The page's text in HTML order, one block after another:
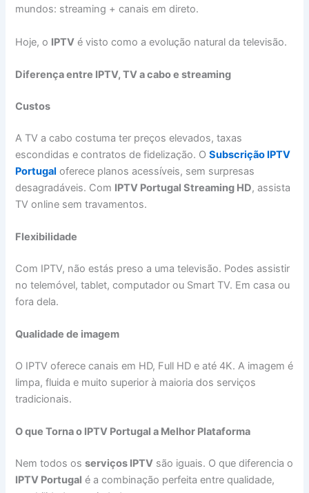
mundos: streaming + canais em direto.
Hoje, o IPTV é visto como a evolução natural da televisão.
Diferença entre IPTV, TV a cabo e streaming
Custos
A TV a cabo costuma ter preços elevados, taxas
escondidas e contratos de fidelização. OSubscrição IPTV
Portugal oferece planos acessíveis, sem surpresas
desagradáveis. Com IPTV Portugal Streaming HD, assista
TV online sem travamentos.
Flexibilidade
Com IPTV, não estás preso a uma televisão. Podes assistir
no telemóvel, tablet, computador ou Smart TV. Em casa ou
fora dela.
Qualidade de imagem
O IPTV oferece canais em HD, Full HD e até 4K. A imagem é
limpa, fluida e muito superior à maioria dos serviços
tradicionais.
O que Torna o IPTV Portugal a Melhor Plataforma
Nem todos osserviços IPTV são iguais. O que diferencia o
IPTV Portugal é a combinação perfeita entre qualidade,